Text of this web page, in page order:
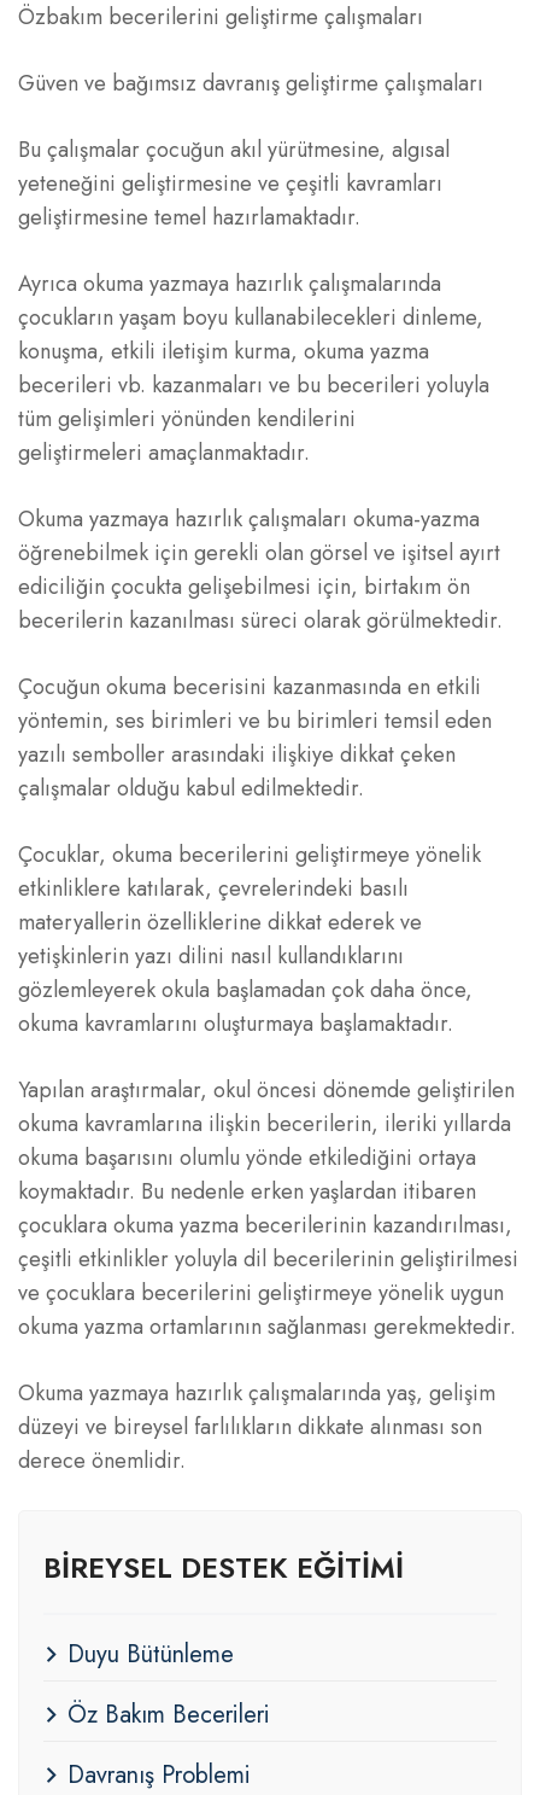
Özbakım becerilerini geliştirme çalışmaları
Güven ve bağımsız davranış geliştirme çalışmaları
Bu çalışmalar çocuğun akıl yürütmesine, algısal
yeteneğini geliştirmesine ve çeşitli kavramları
geliştirmesine temel hazırlamaktadır.
Ayrıca okuma yazmaya hazırlık çalışmalarında
çocukların yaşam boyu kullanabilecekleri dinleme,
konuşma, etkili iletişim kurma, okuma yazma
becerileri vb. kazanmaları ve bu becerileri yoluyla
tüm gelişimleri yönünden kendilerini
geliştirmeleri amaçlanmaktadır.
Okuma yazmaya hazırlık çalışmaları okuma-yazma
öğrenebilmek için gerekli olan görsel ve işitsel ayırt
ediciliğin çocukta gelişebilmesi için, birtakım ön
becerilerin kazanılması süreci olarak görülmektedir.
Çocuğun okuma becerisini kazanmasında en etkili
yöntemin, ses birimleri ve bu birimleri temsil eden
yazılı semboller arasındaki ilişkiye dikkat çeken
çalışmalar olduğu kabul edilmektedir.
Çocuklar, okuma becerilerini geliştirmeye yönelik
etkinliklere katılarak, çevrelerindeki basılı
materyallerin özelliklerine dikkat ederek ve
yetişkinlerin yazı dilini nasıl kullandıklarını
gözlemleyerek okula başlamadan çok daha önce,
okuma kavramlarını oluşturmaya başlamaktadır.
Yapılan araştırmalar, okul öncesi dönemde geliştirilen
okuma kavramlarına ilişkin becerilerin, ileriki yıllarda
okuma başarısını olumlu yönde etkilediğini ortaya
koymaktadır. Bu nedenle erken yaşlardan itibaren
çocuklara okuma yazma becerilerinin kazandırılması,
çeşitli etkinlikler yoluyla dil becerilerinin geliştirilmesi
ve çocuklara becerilerini geliştirmeye yönelik uygun
okuma yazma ortamlarının sağlanması gerekmektedir.
Okuma yazmaya hazırlık çalışmalarında yaş, gelişim
düzeyi ve bireysel farlılıkların dikkate alınması son
derece önemlidir.
BIREYSEL DESTEK EĞITIMI
Duyu Bütünleme
Öz Bakım Becerileri
Davranış Problemi